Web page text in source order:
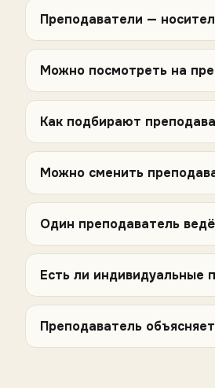
Преподаватели —
Можно посмотреть на
Как подбирают
Можно сменить
Один преподаватель
Есть ли индивидуальные
Преподаватель